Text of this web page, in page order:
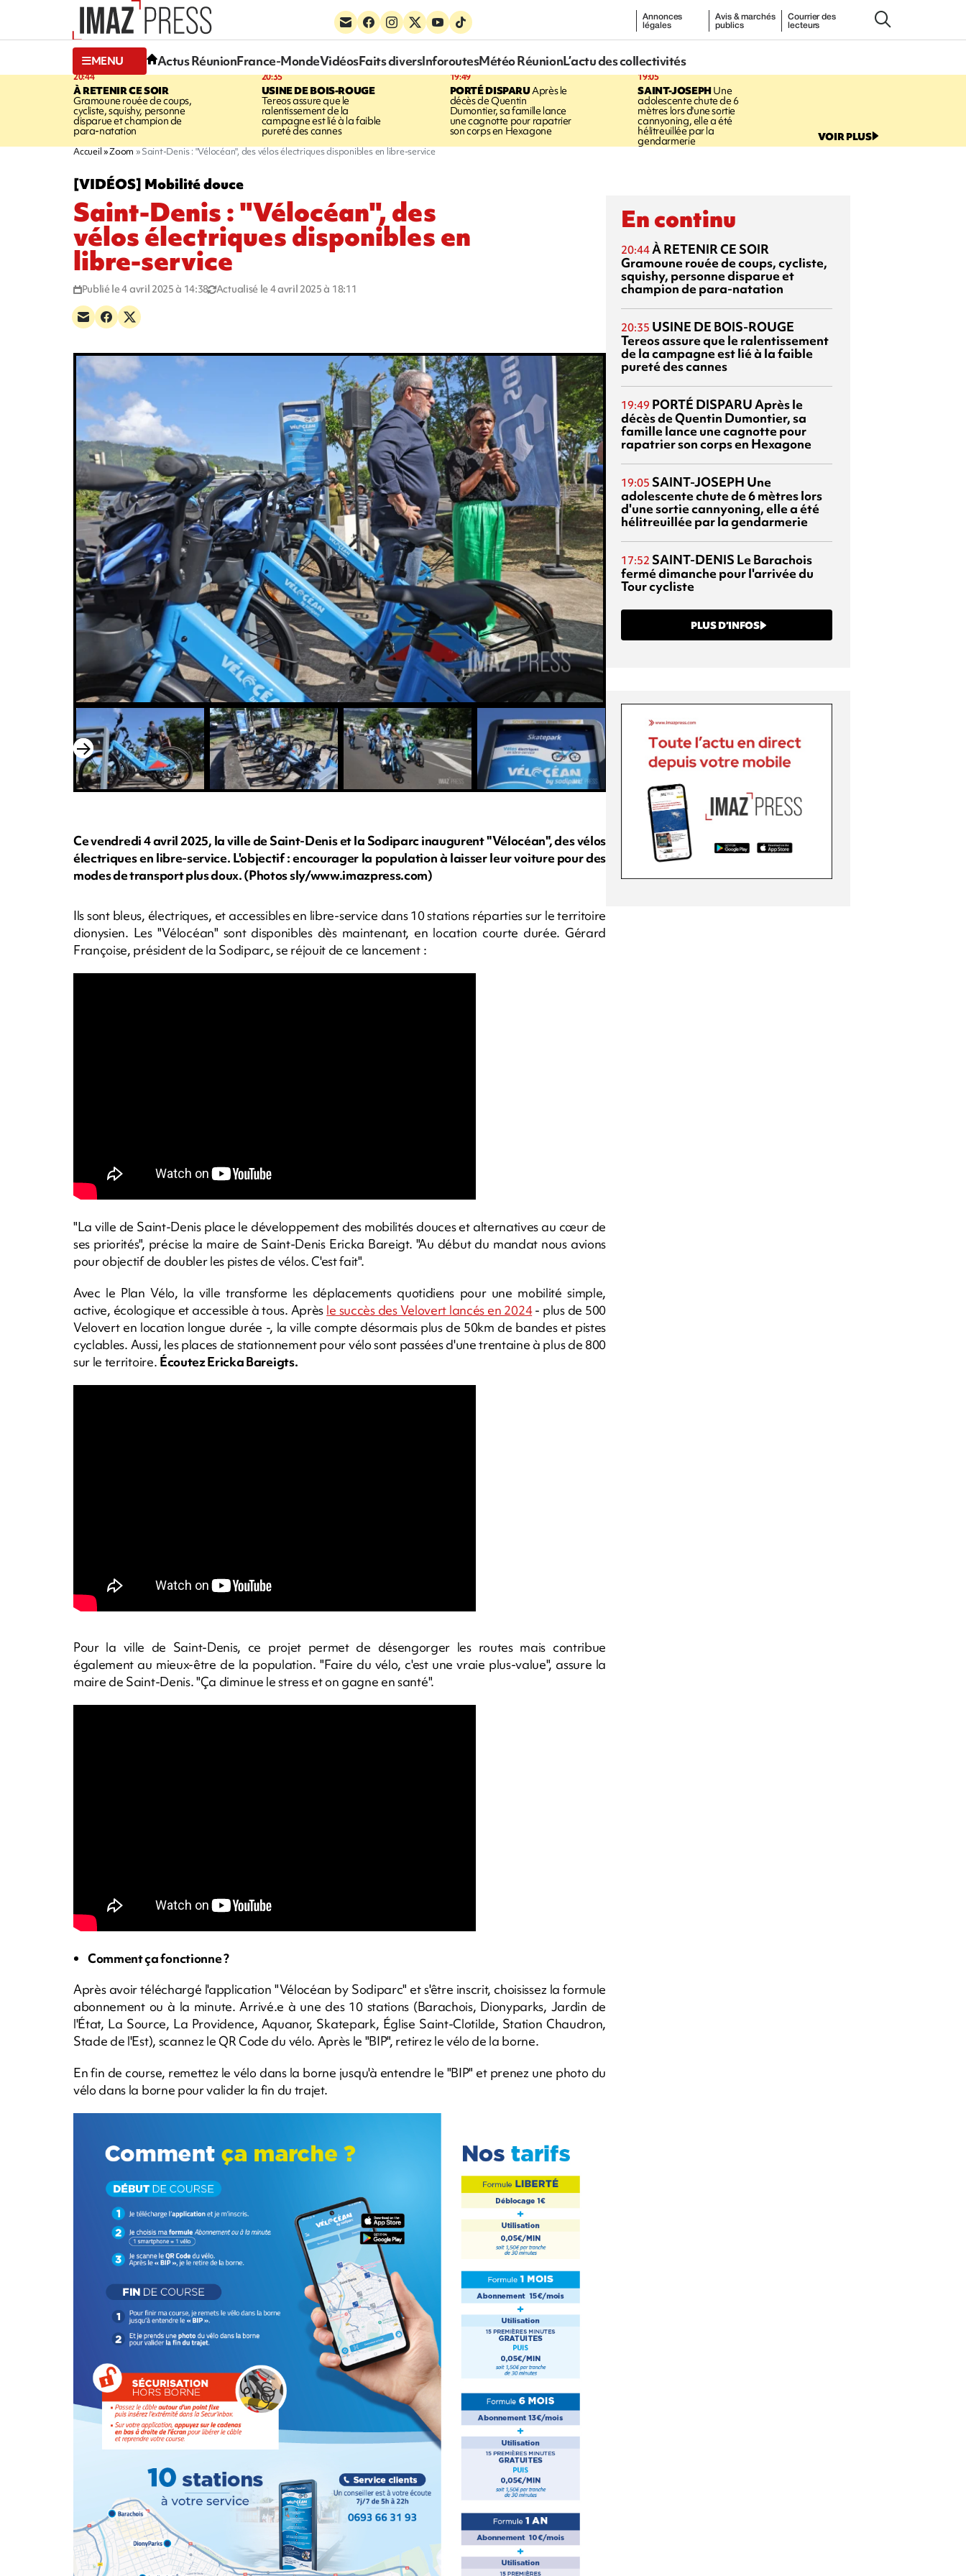
Annonces
légales
Avis & marchés
publics
Courrier des
lecteurs
MENU Actus RéunionFrance-MondeVidéosFaits diversInforoutesMétéo RéunionL’actu des collectivités
20:44
À RETENIR CE SOIR
Gramoune rouée de coups,
cycliste, squishy, personne
disparue et champion de
para-natation
20:35
USINE DE BOIS-ROUGE
Tereos assure que le
ralentissement de la
campagne est lié à la faible
pureté des cannes
19:49
PORTÉ DISPARUAprès le
décès de Quentin
Dumontier, sa famille lance
une cagnotte pour rapatrier
son corps en Hexagone
19:05
SAINT-JOSEPHUne
adolescente chute de 6
mètres lors d'une sortie
cannyoning, elle a été
hélitreuillée par la
gendarmerie VOIR PLUS
Accueil Zoom Saint-Denis : "Vélocéan", des vélos électriques disponibles en libre-service
[VIDÉOS] Mobilité douce
Saint-Denis : "Vélocéan", des
vélos électriques disponibles en
libre-service
Publié le 4 avril 2025 à 14:38 Actualisé le 4 avril 2025 à 18:11
Ce vendredi 4 avril 2025, la ville de Saint-Denis et la Sodiparc inaugurent "Vélocéan", des vélos
électriques en libre-service. L'objectif : encourager la population à laisser leur voiture pour des
modes de transport plus doux. (Photos sly/www.imazpress.com)
Ils sont bleus, électriques, et accessibles en libre-service dans 10 stations réparties sur le territoire
dionysien. Les "Vélocéan" sont disponibles dès maintenant, en location courte durée. Gérard
Françoise, président de la Sodiparc, se réjouit de ce lancement :
"La ville de Saint-Denis place le développement des mobilités douces et alternatives au cœur de
ses priorités", précise la maire de Saint-Denis Ericka Bareigt. "Au début du mandat nous avions
pour objectif de doubler les pistes de vélos. C'est fait".
Avec le Plan Vélo, la ville transforme les déplacements quotidiens pour une mobilité simple,
active, écologique et accessible à tous. Après le succès des Velovert lancés en 2024- plus de 500
Velovert en location longue durée -, la ville compte désormais plus de 50km de bandes et pistes
cyclables. Aussi, les places de stationnement pour vélo sont passées d'une trentaine à plus de 800
sur le territoire. Écoutez Ericka Bareigts.
Pour la ville de Saint-Denis, ce projet permet de désengorger les routes mais contribue
également au mieux-être de la population. "Faire du vélo, c'est une vraie plus-value", assure la
maire de Saint-Denis. "Ça diminue le stress et on gagne en santé".
Comment ça fonctionne ?
Après avoir téléchargé l'application "Vélocéan by Sodiparc" et s'être inscrit, choisissez la formule
abonnement ou à la minute. Arrivé.e à une des 10 stations (Barachois, Dionyparks, Jardin de
l'État, La Source, La Providence, Aquanor, Skatepark, Église Saint-Clotilde, Station Chaudron,
Stade de l'Est), scannez le QR Code du vélo. Après le "BIP", retirez le vélo de la borne.
En fin de course, remettez le vélo dans la borne jusqu'à entendre le "BIP" et prenez une photo du
vélo dans la borne pour valider la fin du trajet.
En continu
20:44À RETENIR CE SOIR
Gramoune rouée de coups, cycliste,
squishy, personne disparue et
champion de para-natation
20:35 USINE DE BOIS-ROUGE
Tereos assure que le ralentissement
de la campagne est lié à la faible
pureté des cannes
19:49 PORTÉ DISPARUAprès le
décès de Quentin Dumontier, sa
famille lance une cagnotte pour
rapatrier son corps en Hexagone
19:05 SAINT-JOSEPH Une
adolescente chute de 6 mètres lors
d'une sortie cannyoning, elle a été
hélitreuillée par la gendarmerie
17:52 SAINT-DENIS Le Barachois
fermé dimanche pour l'arrivée du
Tour cycliste
PLUS D’INFOS